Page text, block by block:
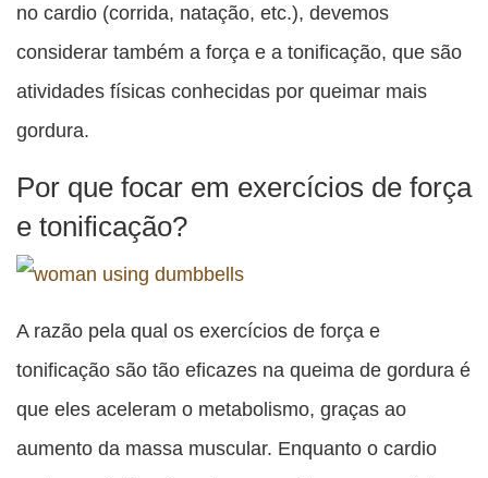
no cardio (corrida, natação, etc.), devemos
considerar também a força e a tonificação, que são
atividades físicas conhecidas por queimar mais
gordura.
Por que focar em exercícios de força
e tonificação?
A razão pela qual os exercícios de força e
tonificação são tão eficazes na queima de gordura é
que eles aceleram o metabolismo, graças ao
aumento da massa muscular. Enquanto o cardio